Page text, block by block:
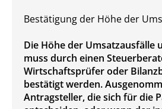
Bestätigung der Höhe der
Die Höhe der Umsatzausfälle
muss durch einen
Wirtschaftsprüfer oder
bestätigt werden.
Antragsteller, die sich für die